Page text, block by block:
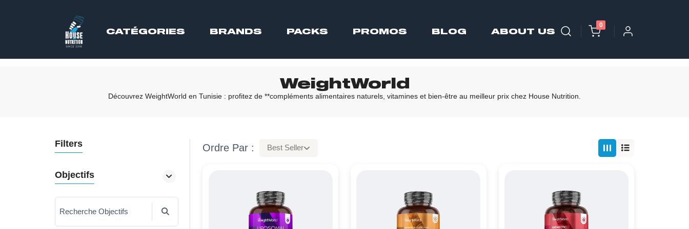
CATÉGORIES BRANDS PACKS PROMOS BLOG ABOUT US
0
WeightWorld
Découvrez WeightWorld en Tunisie : profitez de **compléments alimentaires naturels, vitamines et bien-être au meilleur prix chez House Nutrition.
Filters
Objectifs
Recherche Objectifs
Ordre Par : Best Seller